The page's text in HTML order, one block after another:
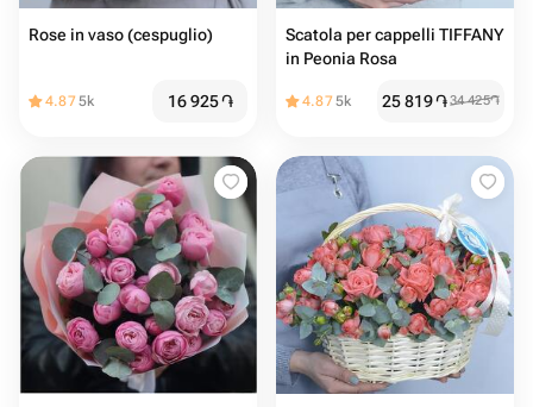
Rose in vaso (cespuglio)
4.875k 16 925֏
Scatola per cappelli TIFFANY
in Peonia Rosa
4.875k 25 819֏34 425֏